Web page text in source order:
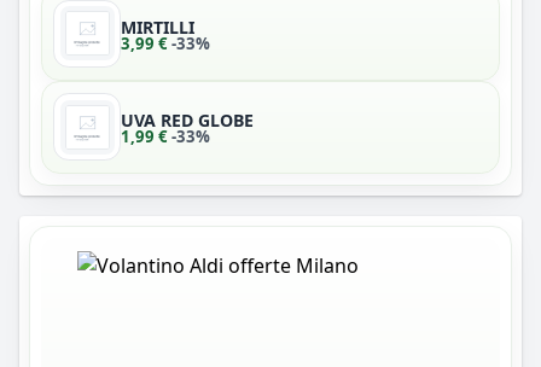
MIRTILLI
3,99 €-33%
UVA RED GLOBE
1,99 €-33%